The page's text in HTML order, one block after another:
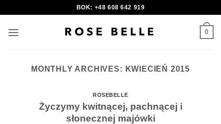
content
BOK: +48 608 642 919
0
MONTHLY ARCHIVES: KWIECIEŃ 2015
ROSEBELLE
Życzymy kwitnącej, pachnącej i
słonecznej majówki